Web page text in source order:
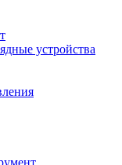
устройства